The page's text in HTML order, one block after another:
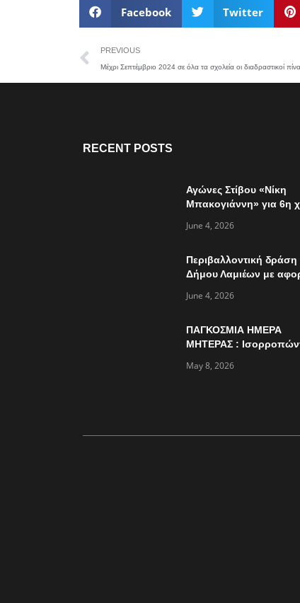
Facebook Twitter
PREVIOUS
Μέχρι Σεπτέμβριο 2024 σε όλα τα σχολεία οι διαδραστικοί
RECENT POSTS
Αγώνες Στίβου «Νίκη
Μπακογιάννη» για 6η
June 4, 2026
Περιβαλλοντική δράση
Δήμου Λαμιέων με
περιβάλλοντος
June 4, 2026
ΠΑΓΚΟΣΜΙΑ ΗΜΕΡΑ
ΜΗΤΕΡΑΣ :
May 8, 2026